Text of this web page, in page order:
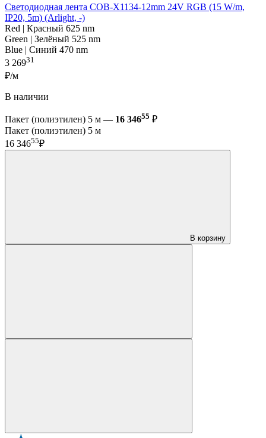
Светодиодная лента COB-X1134-12mm 24V RGB (15 W/m,
IP20, 5m) (Arlight, -)
Red | Красный 625 nm
Green | Зелёный 525 nm
Blue | Синий 470 nm
3 26931
₽/м
В наличии
Пакет (полиэтилен) 5 м — 16 34655 ₽
Пакет (полиэтилен) 5 м
16 34655₽
В корзину